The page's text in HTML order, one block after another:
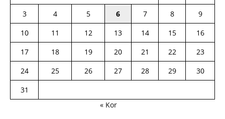
3
4 5 6 7 8
9
10
11 12 13 14 15
16
17
18 19 20 21 22
23
24
25 26 27 28 29
30
31
« Kor